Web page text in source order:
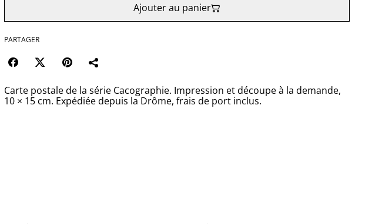
Ajouter au panier
PARTAGER
Carte postale de la série Cacographie. Impression et découpe à la demande,
10 × 15 cm. Expédiée depuis la Drôme, frais de port inclus.